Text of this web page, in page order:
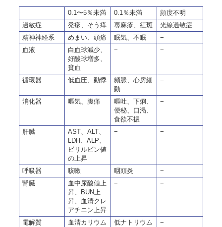
0.1〜5％未満 0.1％未満
頻度不明
過敏症
発疹、そう痒 蕁麻疹、紅斑
光線過敏症
精神神経系
めまい、頭痛 眠気、不眠
−
血液
白血球減少、
好酸球増多、
貧血
− −
循環器 低血圧、動悸
頻脈、心房細
動
−
消化器 嘔気、腹痛
嘔吐、下痢、
便秘、口渇、
食欲不振
−
肝臓
AST、ALT、
LDH、ALP、
ビリルビン値
の上昇
− −
呼吸器 咳嗽 咽頭炎
−
腎臓
血中尿酸値上
昇、BUN上
昇、血清クレ
アチニン上昇
− −
電解質
血清カリウム
低ナトリウム
−